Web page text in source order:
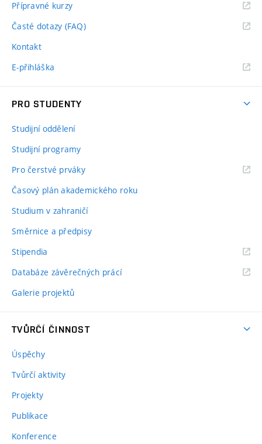
Přípravné kurzy
Časté dotazy (FAQ)
Kontakt
E-přihláška
PRO STUDENTY
Studijní oddělení
Studijní programy
Pro čerstvé prváky
Časový plán akademického roku
Studium v zahraničí
Směrnice a předpisy
Stipendia
Databáze závěrečných prácí
Galerie projektů
TVŮRČÍ ČINNOST
Úspěchy
Tvůrčí aktivity
Projekty
Publikace
Konference